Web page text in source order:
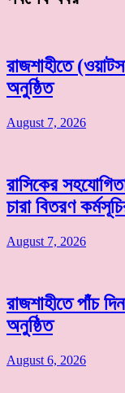
রাজশাহীতে
অনুষ্ঠিত
August 7, 2026
রাসিকের
চারা বিতরণ
August 7, 2026
রাজশাহীতে পাঁচ
অনুষ্ঠিত
August 6, 2026